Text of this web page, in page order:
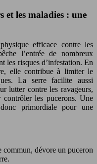
et les maladies : une
efficace contre les
l’entrée de nombreux
les risques d’infestation. En
elle contribue à limiter le
La serre facilite aussi
lutter contre les ravageurs,
les pucerons. Une
primordiale pour une
dévore un puceron